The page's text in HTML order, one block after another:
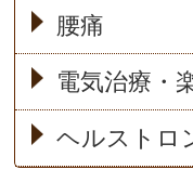
腰痛
電気治療・
ヘルストロ